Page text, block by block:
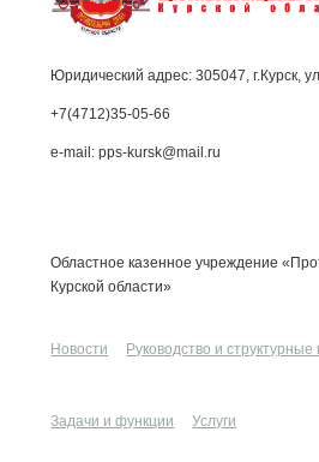
Юридический адрес: 305047, г.Курск,
+7(4712)35-05-66
e-mail: pps-kursk@mail.ru
Областное казенное учреждение
Курской области»
Новости Руководство и
Задачи и функции Услуги